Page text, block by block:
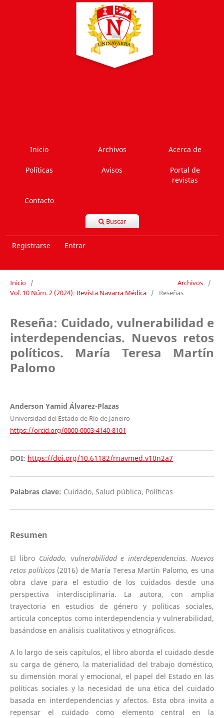
Inicio Archivos Acerca de
Políticas Avisos
Portal de
revistas
Contacto
Buscar
Registrarse Entrar
Inicio / Archivos
/
Vol. 10 Núm. 2 (2024): Revista Navarra Médica / Reseñas
Reseña: Cuidado, vulnerabilidad e
interdependencias. Nuevos retos
políticos. María Teresa Martín
Palomo
Anderson Yamid Álvarez-Plazas
Universidad del Estado de Río de Janeiro
https://orcid.org/0000-0003-4140-8101
DOI: https://doi.org/10.61182/rnavmed.v10n2a7
Palabras clave: Cuidado, Salud pública, Políticas
Resumen
El libro Cuidado, vulnerabilidad e interdependencias. Nuevos
retos políticos(2016) de María Teresa Martín Palomo, es una
obra clave para el estudio de los cuidados desde una
perspectiva interdisciplinaria. La autora, con amplia
trayectoria en estudios de género y políticas sociales,
articula conceptos como interdependencia y vulnerabilidad,
basándose en análisis cualitativos y etnográficos.
A lo largo de seis capítulos, el libro aborda el cuidado desde
su carga de género, la materialidad del trabajo doméstico,
su dimensión moral y emocional, el papel del Estado en las
políticas sociales y la necesidad de una ética del cuidado
basada en interdependencias y afectos. Esta obra invita a
repensar el cuidado como elemento central en la